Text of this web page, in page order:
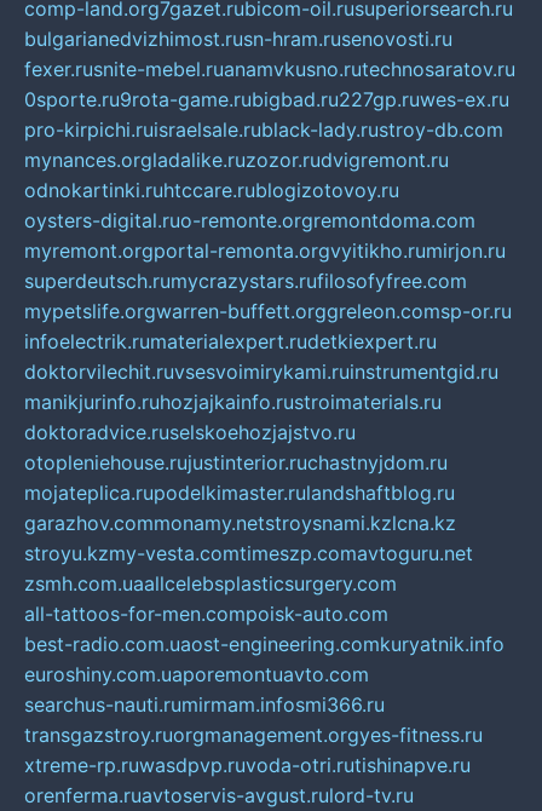
comp-land.org7gazet.rubicom-oil.rusuperiorsearch.ru
bulgarianedvizhimost.rusn-hram.rusenovosti.ru
fexer.rusnite-mebel.ruanamvkusno.rutechnosaratov.ru
0sporte.ru9rota-game.rubigbad.ru227gp.ruwes-ex.ru
pro-kirpichi.ruisraelsale.rublack-lady.rustroy-db.com
mynances.orgladalike.ruzozor.rudvigremont.ru
odnokartinki.ruhtccare.rublogizotovoy.ru
oysters-digital.ruo-remonte.orgremontdoma.com
myremont.orgportal-remonta.orgvyitikho.rumirjon.ru
superdeutsch.rumycrazystars.rufilosofyfree.com
mypetslife.orgwarren-buffett.orggreleon.comsp-or.ru
infoelectrik.rumaterialexpert.rudetkiexpert.ru
doktorvilechit.ruvsesvoimirykami.ruinstrumentgid.ru
manikjurinfo.ruhozjajkainfo.rustroimaterials.ru
doktoradvice.ruselskoehozjajstvo.ru
otopleniehouse.rujustinterior.ruchastnyjdom.ru
mojateplica.rupodelkimaster.rulandshaftblog.ru
garazhov.commonamy.netstroysnami.kzlcna.kz
stroyu.kzmy-vesta.comtimeszp.comavtoguru.net
zsmh.com.uaallcelebsplasticsurgery.com
all-tattoos-for-men.compoisk-auto.com
best-radio.com.uaost-engineering.comkuryatnik.info
euroshiny.com.uaporemontuavto.com
searchus-nauti.rumirmam.infosmi366.ru
transgazstroy.ruorgmanagement.orgyes-fitness.ru
xtreme-rp.ruwasdpvp.ruvoda-otri.rutishinapve.ru
orenferma.ruavtoservis-avgust.rulord-tv.ru